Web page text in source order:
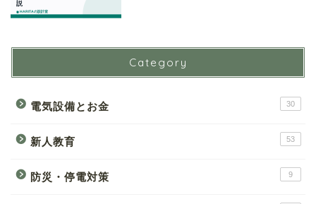
Category
電気設備とお金 30
新人教育 53
防災・停電対策 9